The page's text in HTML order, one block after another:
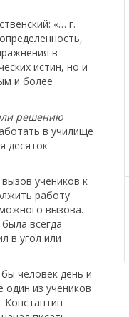
«… г.
в
истин, но и
и более
решению
в училище
десяток
учеников к
работу
вызова.
всегда
в угол или
человек день и
один из учеников
Константин